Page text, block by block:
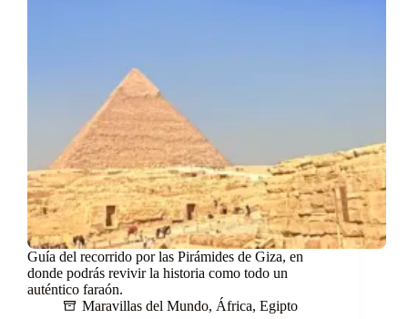
Guía del recorrido por las Pirámides de Giza, en
donde podrás revivir la historia como todo un
auténtico faraón.
Maravillas del Mundo, África, Egipto